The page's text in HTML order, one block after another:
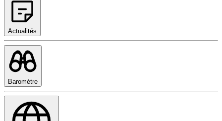
Actualités
Baromètre